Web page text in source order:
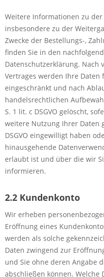
Weitere Informationen zu
insbesondere zu der
Zwecke der Bestellungs-,
finden Sie in den
Datenschutzerklärung. Nach
Vertrages werden Ihre
eingeschränkt und nach
handelsrechtlichen
S. 1 lit. c DSGVO gelöscht,
weitere Nutzung Ihrer Daten
DSGVO eingewilligt haben
hinausgehende
erlaubt ist und über die wir
informieren.
2.2 Kundenkonto
Wir erheben
Eröffnung eines
werden als solche
Daten zwingend zur
und Sie ohne deren Angabe
abschließen können. Welche